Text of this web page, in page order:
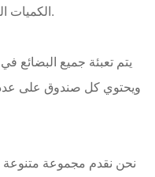
الكميات الصغيرة التي تحتاج إلى تسليم سريع.
يتم تعبئة جميع البضائع
ويحتوي كل صندوق على
نحن نقدم مجموعة متنوعة